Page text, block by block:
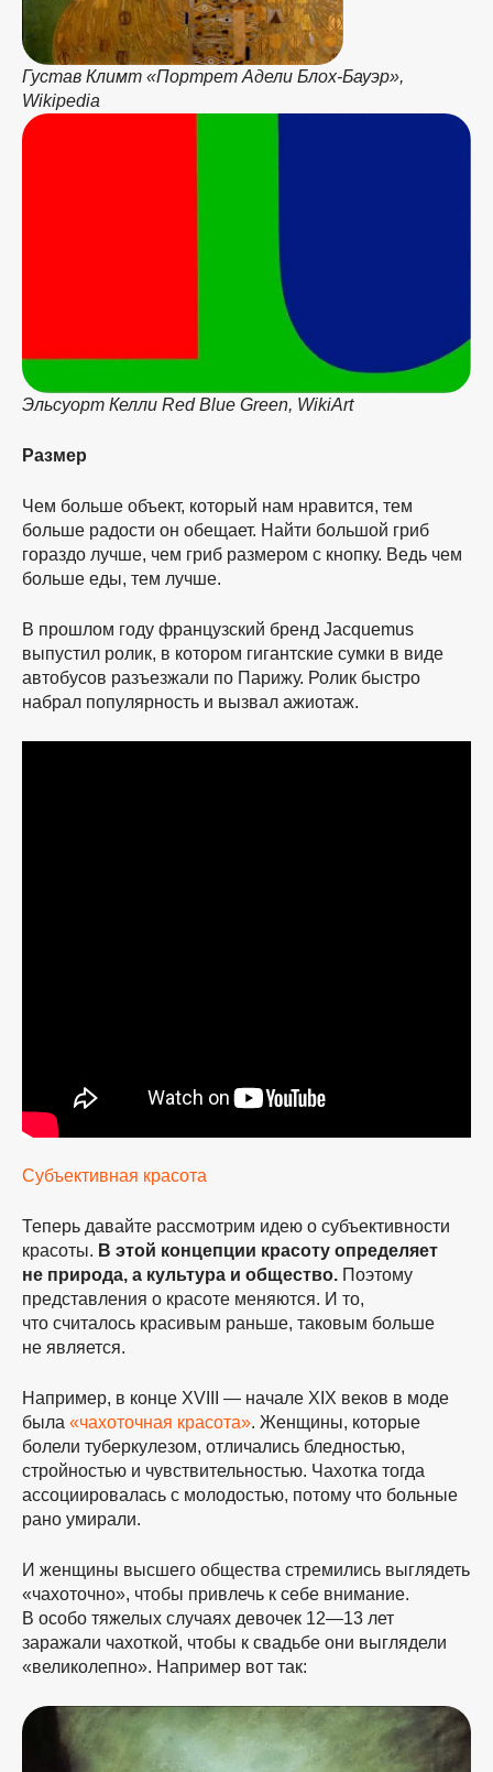
Густав Климт «Портрет Адели Блох-Бауэр»,
Wikipedia
Эльсуорт Келли Red Blue Green, WikiArt
Размер
Чем больше объект, который нам нравится, тем
больше радости он обещает. Найти большой гриб
гораздо лучше, чем гриб размером с кнопку. Ведь чем
больше еды, тем лучше.
В прошлом году французский бренд Jacquemus
выпустил ролик, в котором гигантские сумки в виде
автобусов разъезжали по Парижу. Ролик быстро
набрал популярность и вызвал ажиотаж.
Субъективная красота
Теперь давайте рассмотрим идею о субъективности
красоты. В этой концепции красоту определяет
не природа, а культура и общество. Поэтому
представления о красоте меняются. И то,
что считалось красивым раньше, таковым больше
не является.
Например, в конце XVIII — начале XIX веков в моде
была «чахоточная красота». Женщины, которые
болели туберкулезом, отличались бледностью,
стройностью и чувствительностью. Чахотка тогда
ассоциировалась с молодостью, потому что больные
рано умирали.
И женщины высшего общества стремились выглядеть
«чахоточно», чтобы привлечь к себе внимание.
В особо тяжелых случаях девочек 12—13 лет
заражали чахоткой, чтобы к свадьбе они выглядели
«великолепно». Например вот так: